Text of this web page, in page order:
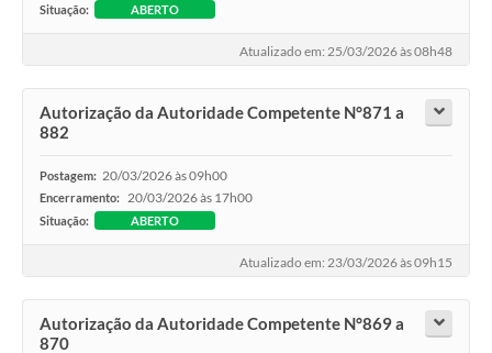
Situação: ABERTO
Atualizado em: 25/03/2026 às 08h48
Autorização da Autoridade Competente N°871 a
882
Postagem: 20/03/2026 às 09h00
Encerramento: 20/03/2026 às 17h00
Situação: ABERTO
Atualizado em: 23/03/2026 às 09h15
Autorização da Autoridade Competente N°869 a
870